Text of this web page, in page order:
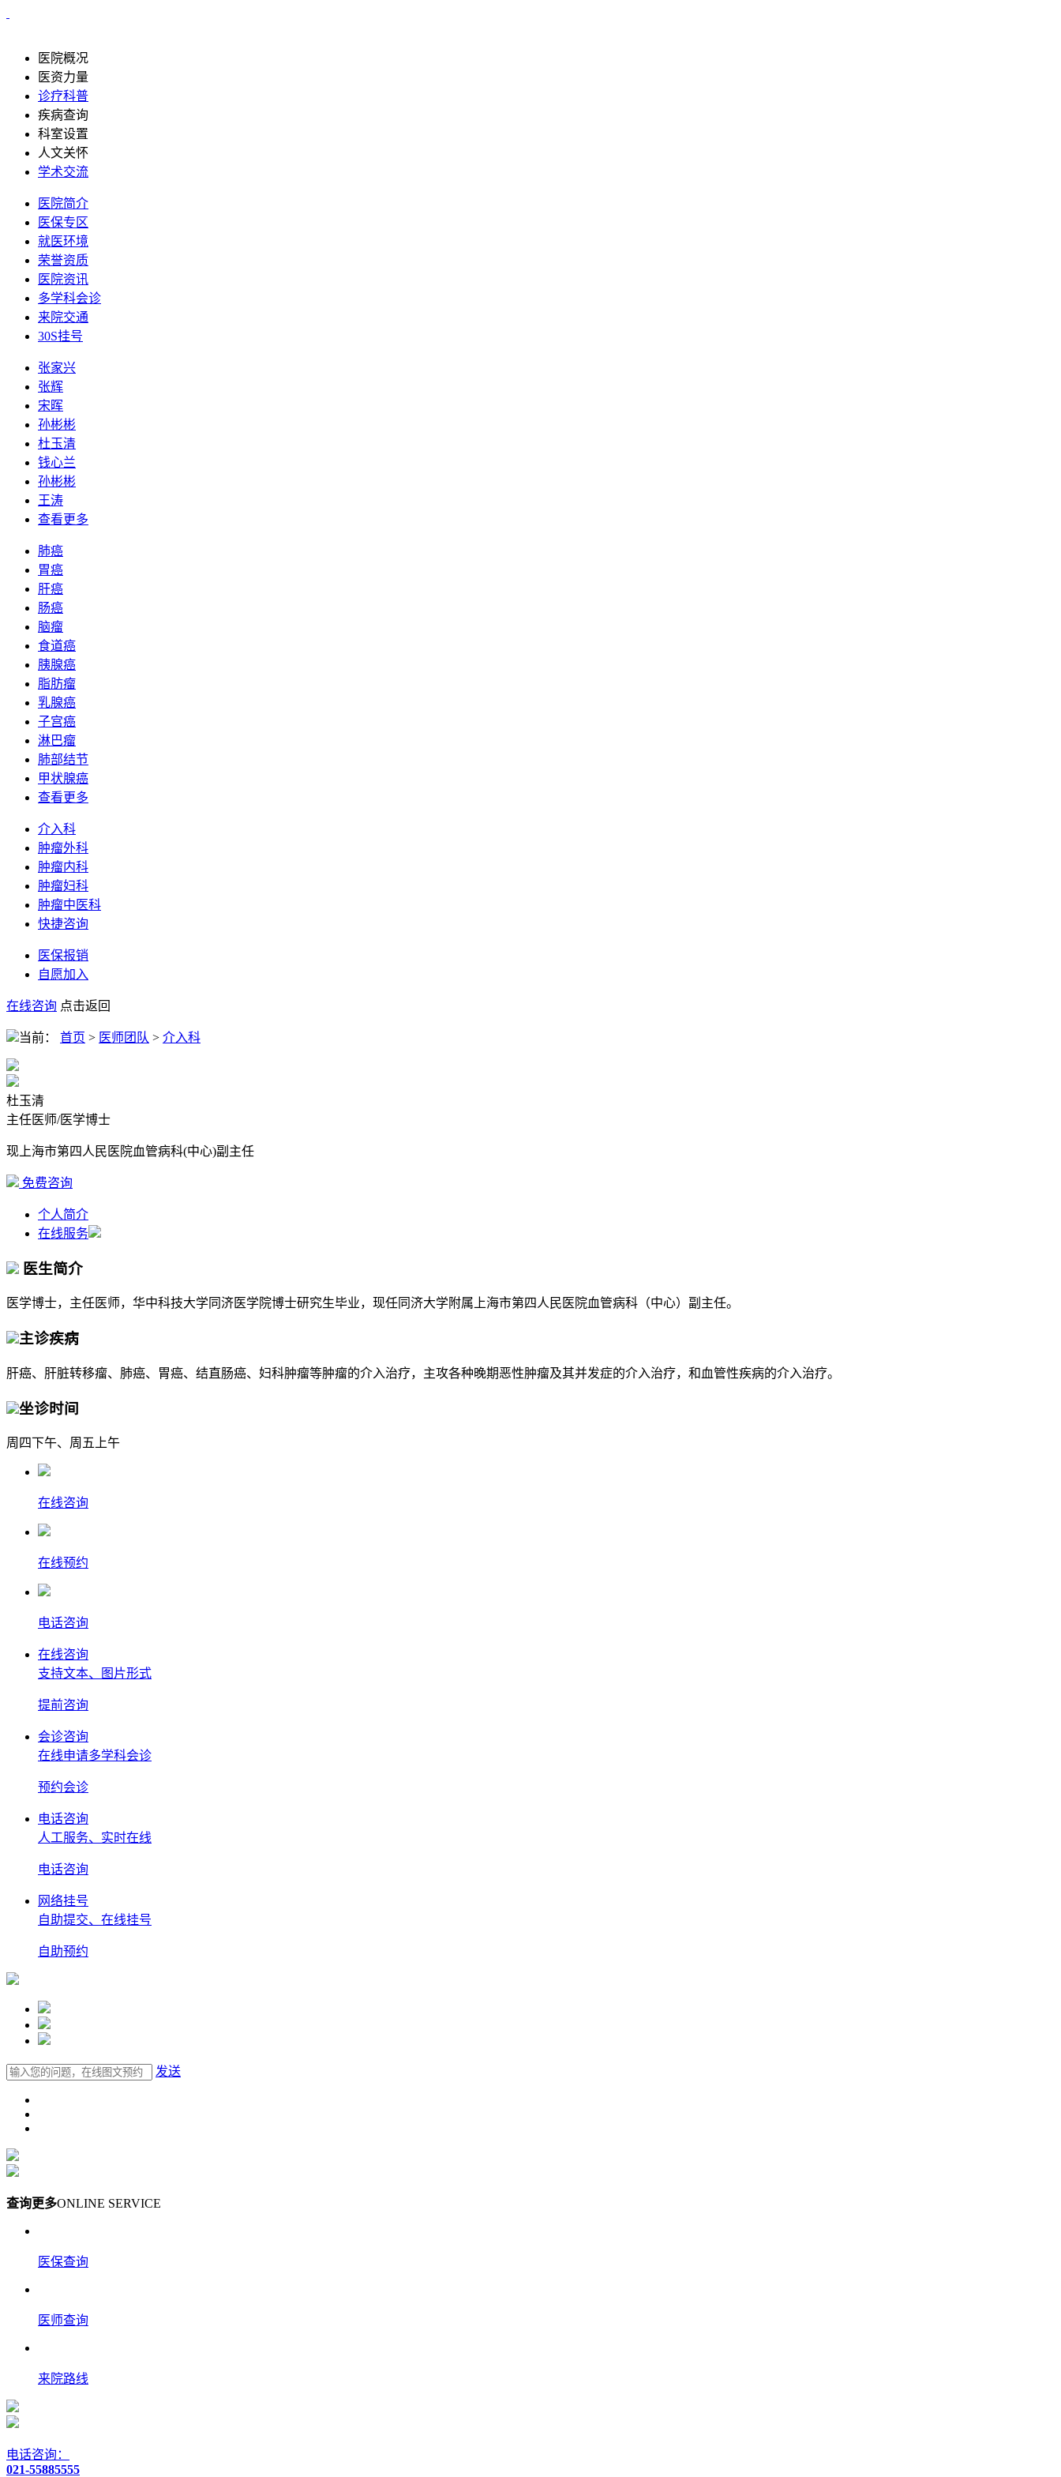
医院概况
医资力量
诊疗科普
疾病查询
科室设置
人文关怀
学术交流
医院简介
医保专区
就医环境
荣誉资质
医院资讯
多学科会诊
来院交通
30S挂号
张家兴
张辉
宋晖
孙彬彬
杜玉清
钱心兰
孙彬彬
王涛
查看更多
肺癌
胃癌
肝癌
肠癌
脑瘤
食道癌
胰腺癌
脂肪瘤
乳腺癌
子宫癌
淋巴瘤
肺部结节
甲状腺癌
查看更多
介入科
肿瘤外科
肿瘤内科
肿瘤妇科
肿瘤中医科
快捷咨询
医保报销
自愿加入
在线咨询 点击返回
当前： 首页 > 医师团队 > 介入科
杜玉清
主任医师/医学博士
现上海市第四人民医院血管病科(中心)副主任
免费咨询
个人简介
在线服务
医生简介
医学博士，主任医师，华中科技大学同济医学院博士研究生毕业，现任同济大学附属上海市第四人民医院血管病科（中心）副主任。
主诊疾病
肝癌、肝脏转移瘤、肺癌、胃癌、结直肠癌、妇科肿瘤等肿瘤的介入治疗，主攻各种晚期恶性肿瘤及其并发症的介入治疗，和血管性疾病的介入治疗。
坐诊时间
周四下午、周五上午
在线咨询
在线预约
电话咨询
在线咨询
支持文本、图片形式
提前咨询
会诊咨询
在线申请多学科会诊
预约会诊
电话咨询
人工服务、实时在线
电话咨询
网络挂号
自助提交、在线挂号
自助预约
发送
查询更多ONLINE SERVICE
医保查询
医师查询
来院路线
电话咨询：
021-55885555